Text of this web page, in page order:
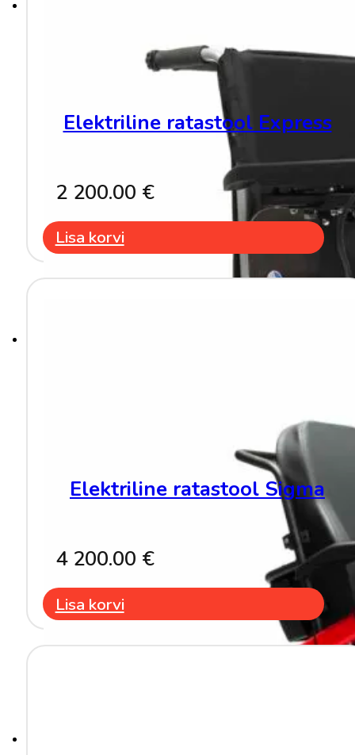
Elektriline ratastool Express
2 200.00 €
Lisa korvi
Elektriline ratastool Sigma
4 200.00 €
Lisa korvi